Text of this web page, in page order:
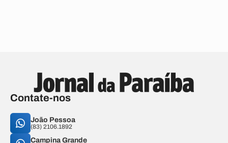
Contate-nos
João Pessoa
(83) 2106.1892
Campina Grande